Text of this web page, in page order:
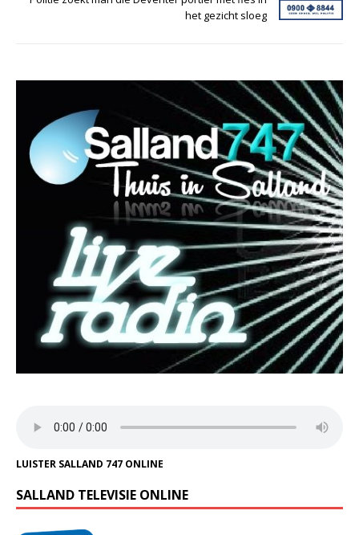
het gezicht sloeg
LUISTER SALLAND 747 ONLINE
SALLAND TELEVISIE ONLINE